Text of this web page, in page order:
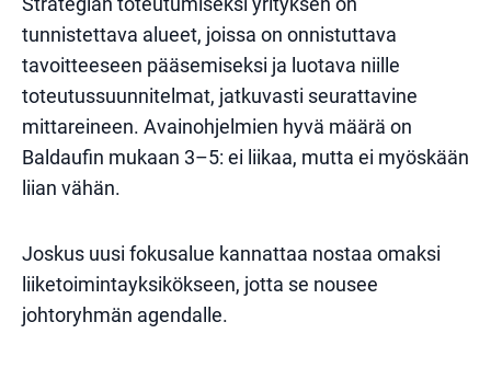
tunnistettava alueet, joissa on onnistuttava
tavoitteeseen pääsemiseksi ja luotava niille
toteutussuunnitelmat, jatkuvasti seurattavine
mittareineen. Avainohjelmien hyvä määrä on
Baldaufin mukaan 3–5: ei liikaa, mutta ei myöskään
liian vähän.
Joskus uusi fokusalue kannattaa nostaa omaksi
liiketoimintayksikökseen, jotta se nousee
johtoryhmän agendalle.